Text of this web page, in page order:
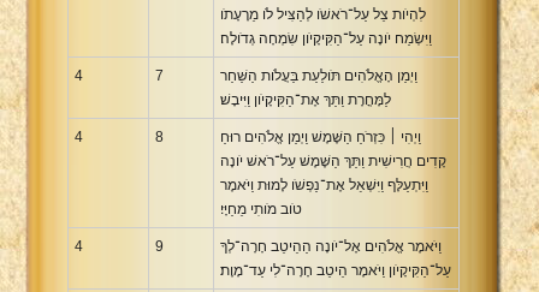
לִהְיֹות צֵל עַל־רֹאשֹׁו לְהַצִּיל לֹו מֵרָעָתֹו
וַיִּשְׂמַח יֹונָה עַל־הַקִּיקָיֹון שִׂמְחָה גְדֹולָה׃
4 7
וַיְמַן הָאֱלֹהִים תֹּולַעַת בַּעֲלֹות הַשַּׁחַר
לַמָּחֳרָת וַתַּךְ אֶת־הַקִּיקָיֹון וַיִּיבָשׁ׃
4 8
וַיְהִי ׀ כִּזְרֹחַ הַשֶּׁמֶשׁ וַיְמַן אֱלֹהִים רוּחַ
קָדִים חֲרִישִׁית וַתַּךְ הַשֶּׁמֶשׁ עַל־רֹאשׁ יֹונָה
וַיִּתְעַלָּף וַיִּשְׁאַל אֶת־נַפְשֹׁו לָמוּת וַיֹּאמֶר
טֹוב מֹותִי מֵחַיָּי׃
4 9
וַיֹּאמֶר אֱלֹהִים אֶל־יֹונָה הַהֵיטֵב חָרָה־לְךָ
עַל־הַקִּיקָיֹון וַיֹּאמֶר הֵיטֵב חָרָה־לִי עַד־מָוֶת׃